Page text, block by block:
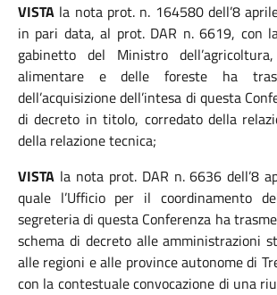
VISTA la nota prot. n. 164580 dell’8
in pari data, al prot. DAR n. 6619, con
gabinetto del Ministro
alimentare e delle foreste ha
dell’acquisizione dell’intesa di questa
di decreto in titolo, corredato della
della relazione tecnica;
VISTA la nota prot. DAR n. 6636 dell’8
quale l’Ufficio per il coordinamento
segreteria di questa Conferenza ha
schema di decreto alle amministrazioni
alle regioni e alle province autonome di
con la contestuale convocazione di una